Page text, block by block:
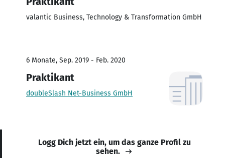
valantic Business, Technology & Transformation GmbH
6 Monate, Sep. 2019 - Feb. 2020
Praktikant
doubleSlash Net-Business GmbH
Logg Dich jetzt ein, um das ganze Profil zu
sehen.